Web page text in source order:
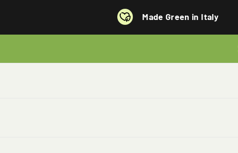
Made Green in Italy